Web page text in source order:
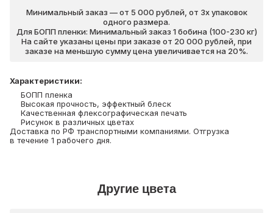
Минимальный заказ — от 5 000 рублей, от 3х упаковок
одного размера.
Для БОПП пленки: Минимальный заказ 1 бобина (100-230 кг)
На сайте указаны цены при заказе от 20 000 рублей, при
заказе на меньшую сумму цена увеличивается на 20%.
Характеристики:
БОПП пленка
Высокая прочность, эффектный блеск
Качественная флексографическая печать
Рисунок в различных цветах
Доставка по РФ транспортными компаниями. Отгрузка
в течение 1 рабочего дня.
Другие цвета